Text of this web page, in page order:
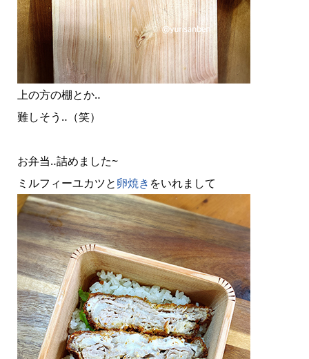
上の方の棚とか‥
難しそう‥（笑）
お弁当‥詰めました~
ミルフィーユカツと卵焼き をいれまして